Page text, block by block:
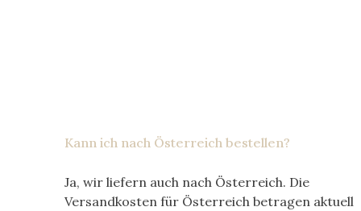
Kann ich nach Österreich bestellen?
Ja, wir liefern auch nach Österreich. Die
Versandkosten für Österreich betragen aktuell